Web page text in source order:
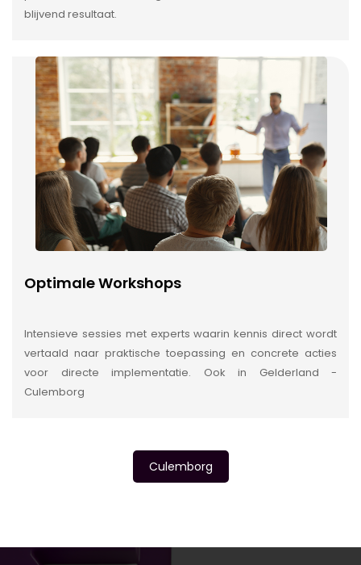
blijvend resultaat.
Optimale Workshops
Intensieve sessies met experts waarin kennis direct wordt
vertaald naar praktische toepassing en concrete acties
voor directe implementatie. Ook in Gelderland -
Culemborg
Culemborg